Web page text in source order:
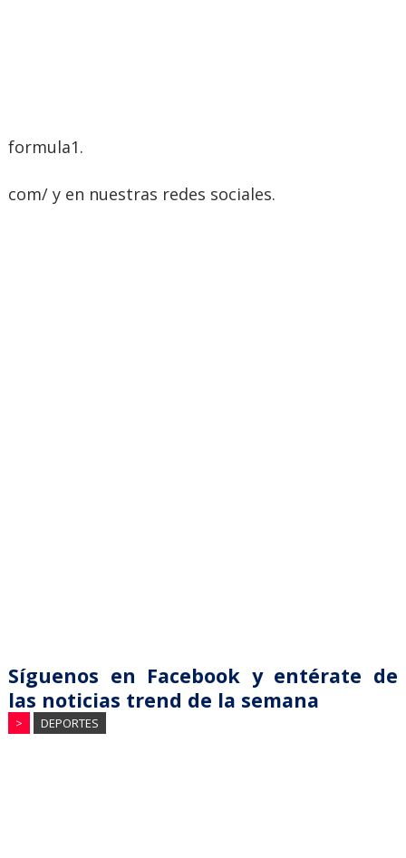
formula1.
com/ y en nuestras redes sociales.
Síguenos en Facebook y entérate de
las noticias trend de la semana
> DEPORTES